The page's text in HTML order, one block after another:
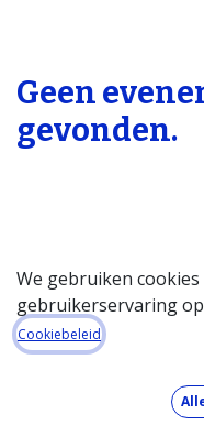
Geen
gevonden.
Startpagina
Over de databank
Wat kost de databank?
Hoe werkt de databank?
We gebruiken
gebruikerservaring
Cookiebeleid